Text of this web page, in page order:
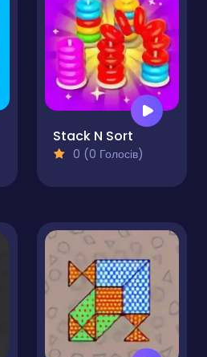
Stack N Sort
0 (0 Голосів)